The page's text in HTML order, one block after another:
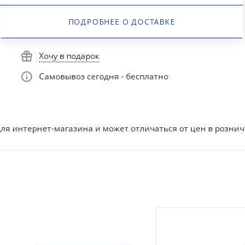
ПОДРОБНЕЕ О ДОСТАВКЕ
Хочу в подарок
Самовывоз сегодня - бесплатно
интернет-магазина и может отличаться от цен в